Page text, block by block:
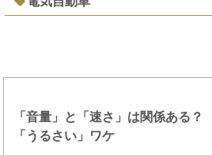
「音量」と「速さ」は関係ある
「うるさい」ワケ